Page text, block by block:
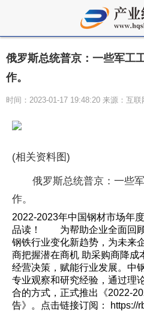
俄罗斯总统普京：一些军工
作。
时间：2023-01-17 19:48:20 来源：互联
(相关资料图)
俄罗斯总统普京：一些
作。
2022-2023年中国钢材市场年
品读！ 为帮助企业全面回顾
钢铁行业变化新趋势，为未来
商把握潜在商机 助采购商降成
经营决策，赋能行业发展。中
专业观察和研究经验，通过理
合的方式，正式推出《2022-
告》。点击链接订阅： https://